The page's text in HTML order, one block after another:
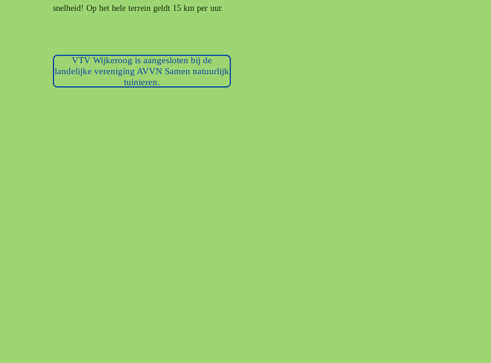
snelheid! Op het hele terrein geldt 15 km per uur.
VTV Wijkeroog is aangesloten bij de
landelijke vereniging AVVN Samen natuurlijk
tuinieren.